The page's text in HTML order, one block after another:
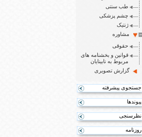
طب سنتی
چشم پزشکی
ژنتیک
مشاوره
حقوقی
قوانین و بخشنامه های
مربوط به نابینایان
گزارش تصویری
جستجوی پیشرفته
پیوندها
نظرسنجی
روزنامه